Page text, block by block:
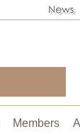
Members